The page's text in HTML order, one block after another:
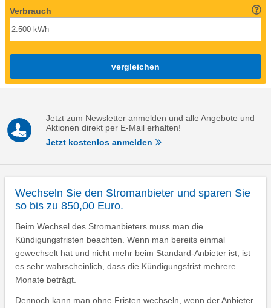
Verbrauch
vergleichen
Jetzt zum Newsletter anmelden und alle Angebote und
Aktionen direkt per E-Mail erhalten!
Jetzt kostenlos anmelden
Wechseln Sie den Stromanbieter und sparen Sie
so bis zu 850,00 Euro.
Beim Wechsel des Stromanbieters muss man die
Kündigungsfristen beachten. Wenn man bereits einmal
gewechselt hat und nicht mehr beim Standard-Anbieter ist, ist
es sehr wahrscheinlich, dass die Kündigungsfrist mehrere
Monate beträgt.
Dennoch kann man ohne Fristen wechseln, wenn der Anbieter